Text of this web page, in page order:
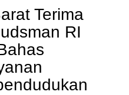
Terima
RI